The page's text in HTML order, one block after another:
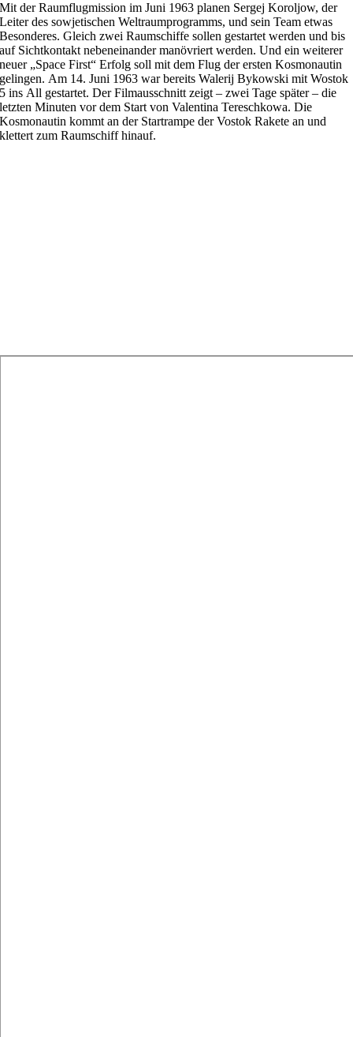
Mit der Raumflugmission im Juni 1963 planen Sergej Koroljow, der
Leiter des sowjetischen Weltraumprogramms, und sein Team etwas
Besonderes. Gleich zwei Raumschiffe sollen gestartet werden und bis
auf Sichtkontakt nebeneinander manövriert werden. Und ein weiterer
neuer „Space First“ Erfolg soll mit dem Flug der ersten Kosmonautin
gelingen. Am 14. Juni 1963 war bereits Walerij Bykowski mit Wostok
5 ins All gestartet. Der Filmausschnitt zeigt – zwei Tage später – die
letzten Minuten vor dem Start von Valentina Tereschkowa. Die
Kosmonautin kommt an der Startrampe der Vostok Rakete an und
klettert zum Raumschiff hinauf.